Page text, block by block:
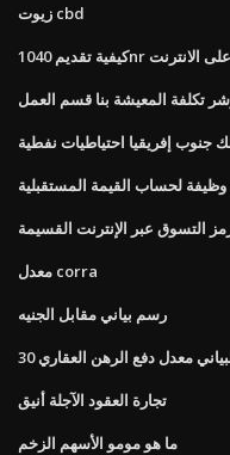
زيوت cbd
كيفية تقديم 1040nr على الانترنت
تكلفة المعيشة بنا قسم العمل
جنوب إفريقيا احتياطيات نفطية
وظيفة لحساب القيمة المستقبلية
التسوق عبر الإنترنت القسيمة
معدل corra
رسم بياني مقابل الجنيه
معدل دفع الرهن العقاري
تجارة العقود الآجلة أنيق
ما هو مومو الأسهم الزخم